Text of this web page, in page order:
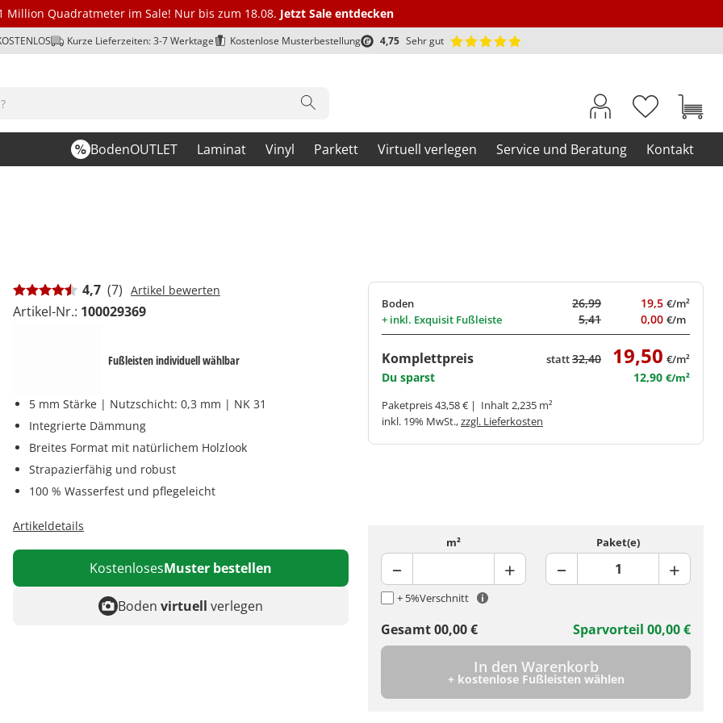
Million Quadratmeter im Sale! Nur bis zum 18.08. Jetzt Sale entdecken
Kurze Lieferzeiten: 3-7 Werktage Kostenlose Musterbestellung 4,75 Sehr gut
BodenOUTLET Laminat Vinyl Parkett Virtuell verlegen Service und Beratung Kontakt
4,7 (7) Artikel bewerten
Artikel-Nr.: 100029369
Fußleisten individuell wählbar
5 mm Stärke | Nutzschicht: 0,3 mm | NK 31
Integrierte Dämmung
Breites Format mit natürlichem Holzlook
Strapazierfähig und robust
100 % Wasserfest und pflegeleicht
Artikeldetails
KostenlosesMuster bestellen
Boden virtuell verlegen
Boden 26,99 19,5 €/m²
+ inkl. Exquisit Fußleiste 5,41 0,00 €/m
Komplettpreis statt32,40 19,50 €/m²
Du sparst 12,90 €/m²
Paketpreis 43,58 € | Inhalt 2,235 m²
inkl. 19% MwSt.,zzgl. Lieferkosten
m² Paket(e)
+ 5%Verschnitt
Gesamt00,00€ Sparvorteil 00,00€
In den Warenkorb
+ kostenlose Fußleisten wählen